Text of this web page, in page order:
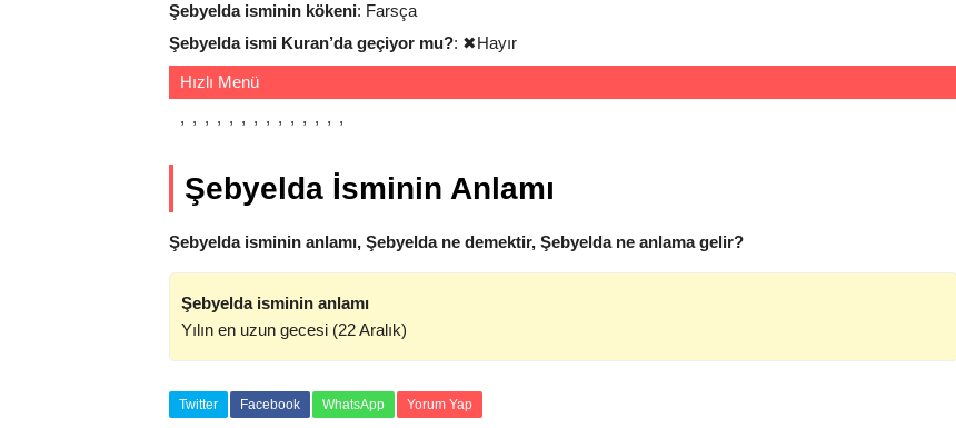
Şebyelda isminin kökeni: Farsça
Şebyelda ismi Kuran’da geçiyor mu?: ✖Hayır
Hızlı Menü
Şebyelda İsminin Anlamı
Şebyelda isminin anlamı, Şebyelda ne demektir, Şebyelda ne anlama gelir?
Şebyelda isminin anlamı
Yılın en uzun gecesi (22 Aralık)
Twitter Facebook WhatsApp Yorum Yap